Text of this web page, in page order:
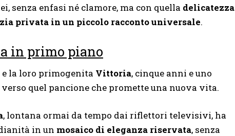
senza enfasi né clamore, ma con quella delicatezza
privata in un piccolo racconto universale.
in primo piano
e la loro primogenita Vittoria, cinque anni e uno
quel pancione che promette una nuova vita.
, lontana ormai da tempo dai riflettori televisivi, ha
in un mosaico di eleganza riservata, senza